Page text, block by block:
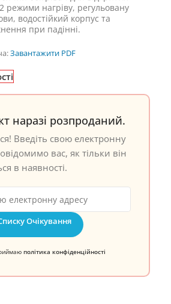
режими нагріву, регульовану
водостійкий корпус та
при падінні.
Завантажити PDF
наразі розпроданий.
Введіть свою електронну
вас, як тільки він
в наявності.
Очікування
політика конфіденційності